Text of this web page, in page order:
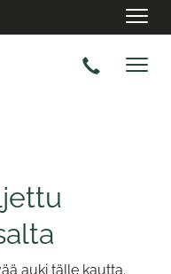
auki tälle kautta.